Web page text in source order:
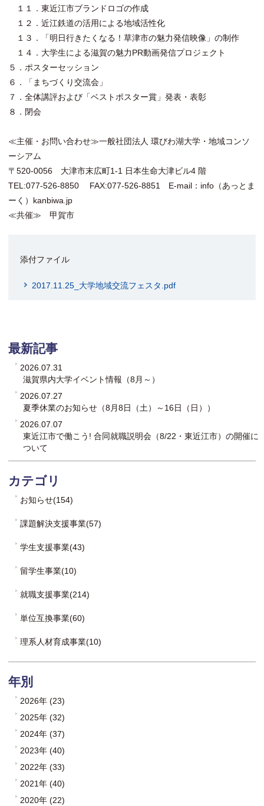
１１．東近江市ブランドロゴの作成
１２．近江鉄道の活用による地域活性化
１３．「明日行きたくなる！草津市の魅力発信映像」の制作
１４．大学生による滋賀の魅力PR動画発信プロジェクト
５．ポスターセッション
６．「まちづくり交流会」
７．全体講評および「ベストポスター賞」発表・表彰
８．閉会
≪主催・お問い合わせ≫一般社団法人 環びわ湖大学・地域コンソ
ーシアム
〒520-0056 大津市末広町1-1 日本生命大津ビル4 階
TEL:077-526-8850 FAX:077-526-8851 E-mail：info（あっとま
ーく）kanbiwa.jp
≪共催≫ 甲賀市
添付ファイル
2017.11.25_大学地域交流フェスタ.pdf
最新記事
2026.07.31
滋賀県内大学イベント情報（8月～）
2026.07.27
夏季休業のお知らせ（8月8日（土）～16日（日））
2026.07.07
東近江市で働こう! 合同就職説明会（8/22・東近江市）の開催に
ついて
カテゴリ
お知らせ(154)
課題解決支援事業(57)
学生支援事業(43)
留学生事業(10)
就職支援事業(214)
単位互換事業(60)
理系人材育成事業(10)
年別
2026年 (23)
2025年 (32)
2024年 (37)
2023年 (40)
2022年 (33)
2021年 (40)
2020年 (22)